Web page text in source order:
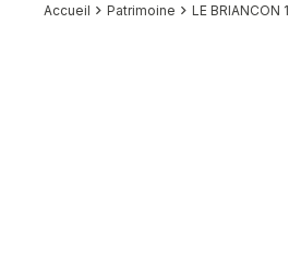
Accueil Patrimoine LE BRIANCON 1